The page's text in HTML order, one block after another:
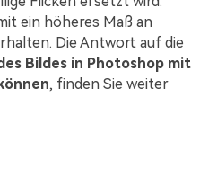
ein höheres Maß an
Die Antwort auf die
Bildes in Photoshop mit
, finden Sie weiter